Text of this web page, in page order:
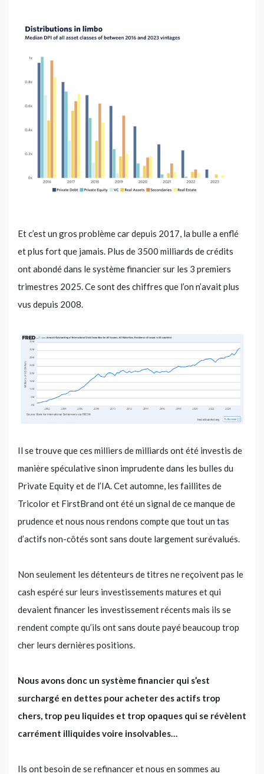
Et c’est un gros problème car depuis 2017, la bulle a enflé
et plus fort que jamais. Plus de 3500 milliards de crédits
ont abondé dans le système financier sur les 3 premiers
trimestres 2025. Ce sont des chiffres que l’on n’avait plus
vus depuis 2008.
Il se trouve que ces milliers de milliards ont été investis de
manière spéculative sinon imprudente dans les bulles du
Private Equity et de l’IA. Cet automne, les faillites de
Tricolor et FirstBrand ont été un signal de ce manque de
prudence et nous nous rendons compte que tout un tas
d’actifs non-côtés sont sans doute largement surévalués.
Non seulement les détenteurs de titres ne reçoivent pas le
cash espéré sur leurs investissements matures et qui
devaient financer les investissement récents mais ils se
rendent compte qu’ils ont sans doute payé beaucoup trop
cher leurs dernières positions.
Nous avons donc un système financier qui s’est
surchargé en dettes pour acheter des actifs trop
chers, trop peu liquides et trop opaques qui se révèlent
carrément illiquides voire insolvables…
Ils ont besoin de se refinancer et nous en sommes au